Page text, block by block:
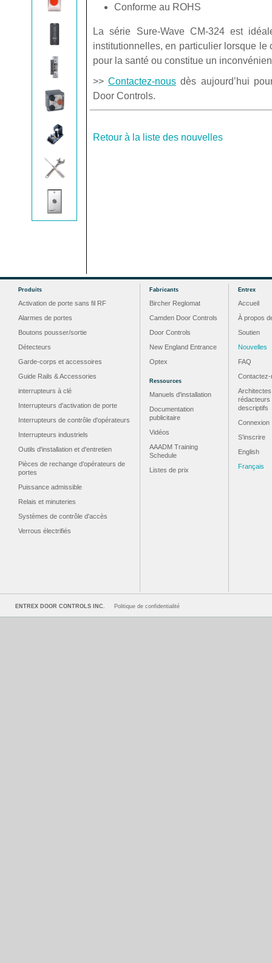
Conforme au ROHS
La série Sure-Wave CM-324 est
institutionnelles, en particulier lorsque
pour la santé ou constitue un
>>Contactez-nous dès aujourd’hui
Door Controls.
Retour à la liste des nouvelles
Produits
Activation de porte sans fil RF
Alarmes de portes
Boutons pousser/sortie
Détecteurs
Garde-corps et accessoires
Guide Rails & Accessories
interrupteurs à clé
Interrupteurs d'activation de porte
Interrupteurs de contrôle d'opérateurs
Interrupteurs industriels
Outils d'installation et d'entretien
Pièces de rechange d'opérateurs de
portes
Puissance admissible
Relais et minuteries
Systèmes de contrôle d'accès
Verrous électrifiés
Fabricants
Bircher Reglomat
Camden Door Controls
Door Controls
New England Entrance
Optex
Ressources
Manuels d'installation
Documentation
publicitaire
Vidéos
AAADM Training
Schedule
Listes de prix
Entrex
Accueil
À propos
Soutien
Nouvelles
FAQ
Contactez-
rédacteurs
descriptifs
Connexion
S’inscrire
English
Français
ENTREX DOOR CONTROLS INC. Politique de confidentialité